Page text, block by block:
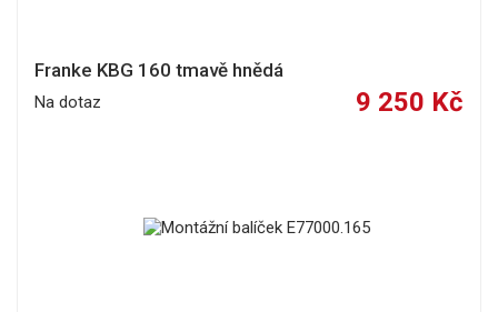
Franke KBG 160 tmavě hnědá
Na dotaz 9 250 Kč